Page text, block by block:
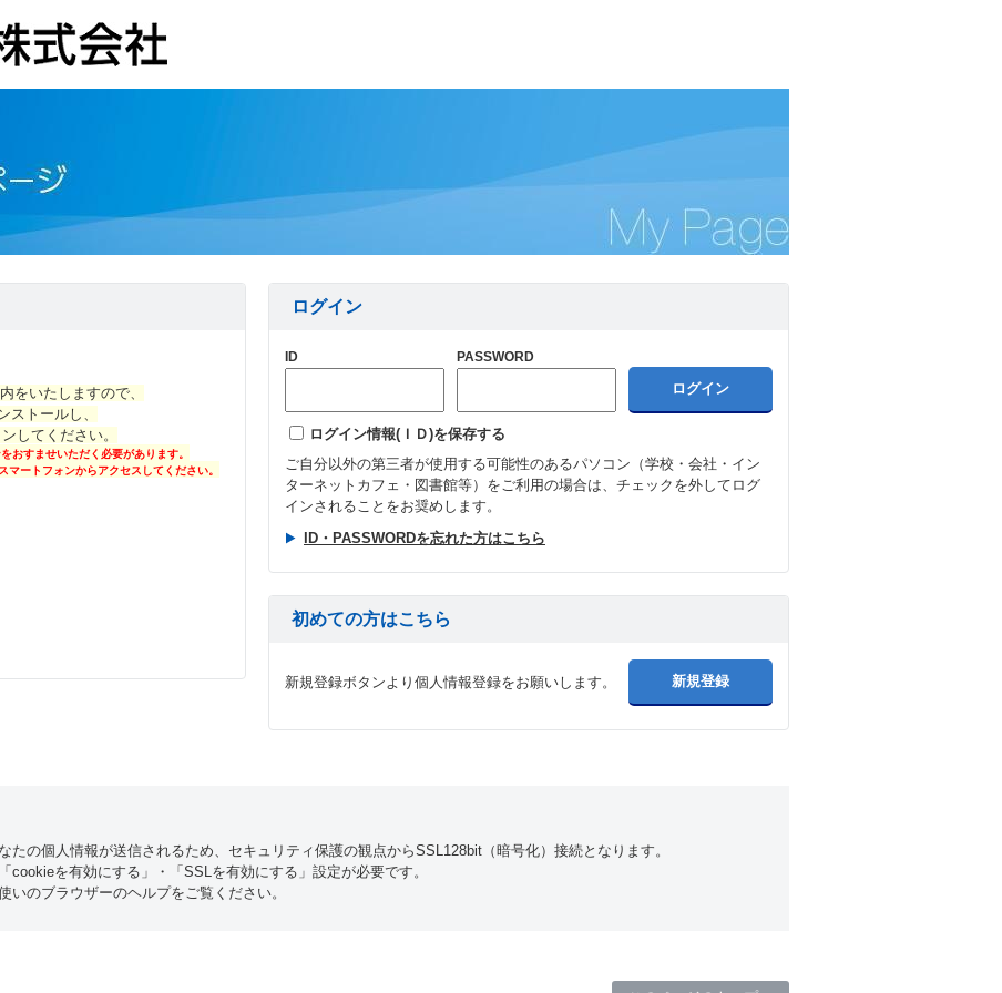
ログイン
ID PASSWORD
ログイン情報(ＩＤ)を保存する
ご自分以外の第三者が使用する可能性のあるパソコン（学校・会社・イン
ターネットカフェ・図書館等）をご利用の場合は、チェックを外してログ
インされることをお奨めします。
ID・PASSWORDを忘れた方はこちら
初めての方はこちら
新規登録ボタンより個人情報登録をお願いします。
をいたしますので、
ストールし、
してください。
おすませいただく必要があります。
ートフォンからアクセスしてください。
たの個人情報が送信されるため、セキュリティ保護の観点からSSL128bit（暗号化）接続となります。
cookieを有効にする」・「SSLを有効にする」設定が必要です。
いのブラウザーのヘルプをご覧ください。